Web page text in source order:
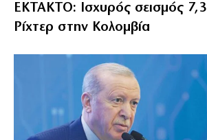
ΕΚΤΑΚΤΟ: Ισχυρός σεισμός 7,3
Ρίχτερ στην Κολομβία